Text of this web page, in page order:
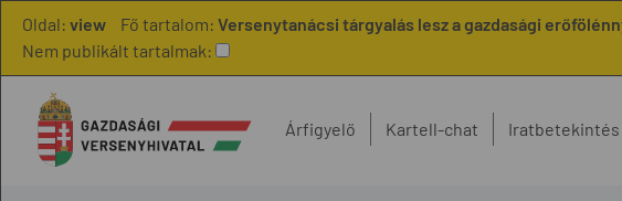
Oldal: view Fő tartalom: Versenytanácsi tárgyalás lesz a gazdasági
Nem publikált tartalmak:
Árfigyelő Kartell-chat Iratbetekintés